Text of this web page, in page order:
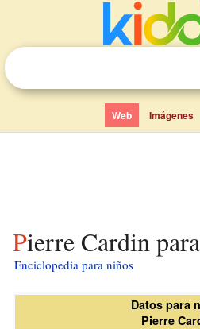
Web Imágenes
Pierre Cardin
Enciclopedia para niños
Datos para
Pierre